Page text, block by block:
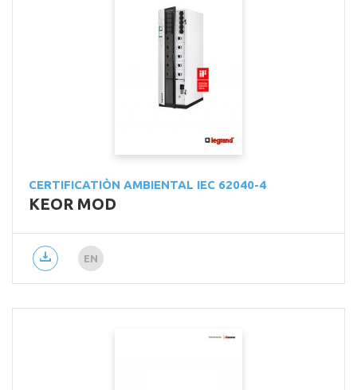
CERTIFICATIÒN AMBIENTAL IEC 62040-4
KEOR MOD
EN